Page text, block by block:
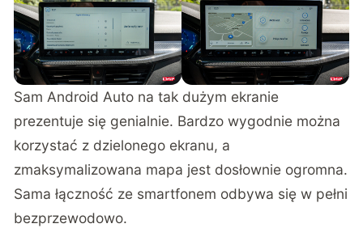
Sam Android Auto na tak dużym ekranie
prezentuje się genialnie. Bardzo wygodnie można
korzystać z dzielonego ekranu, a
zmaksymalizowana mapa jest dosłownie ogromna.
Sama łączność ze smartfonem odbywa się w pełni
bezprzewodowo.